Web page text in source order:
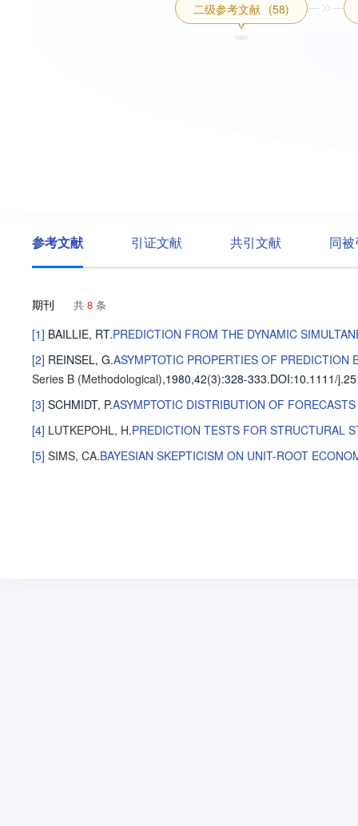
二级参考文献 (58)
参考文献 引证文献 共引文献 同
期刊 共 8 条
[1] BAILLIE, RT.PREDICTION FROM THE DYNAMIC
[2] REINSEL, G.ASYMPTOTIC PROPERTIES OF PREDICTION
Series B (Methodological),1980,42(3):328-333.DOI:10.1111/
[3] SCHMIDT, P.ASYMPTOTIC DISTRIBUTION OF
[4] LUTKEPOHL, H.PREDICTION TESTS FOR STRUCTURAL
[5] SIMS, CA.BAYESIAN SKEPTICISM ON UNIT-ROOT